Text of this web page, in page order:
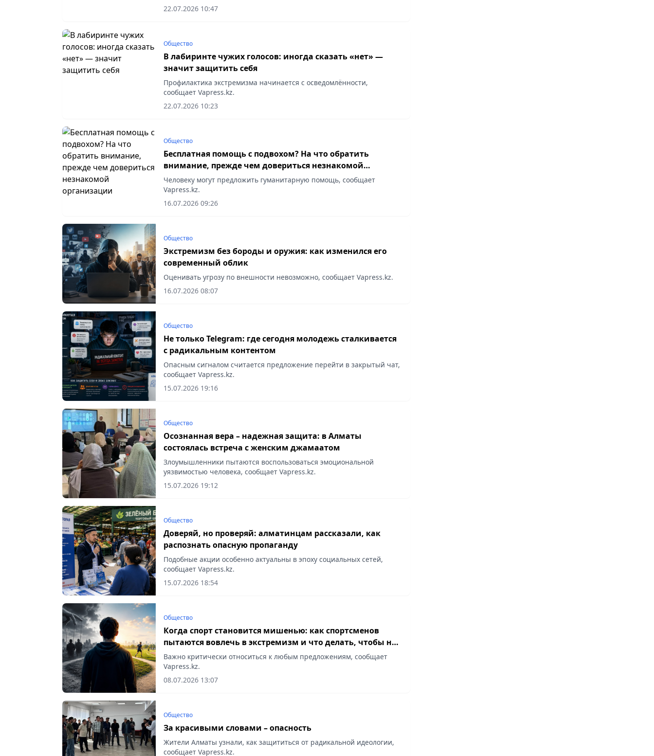
22.07.2026 10:47
Общество
В лабиринте чужих голосов: иногда сказать «нет» —
значит защитить себя
Профилактика экстремизма начинается с осведомлённости,
сообщает Vapress.kz.
22.07.2026 10:23
Общество
Бесплатная помощь с подвохом? На что обратить
внимание, прежде чем довериться незнакомой
организации
Человеку могут предложить гуманитарную помощь, сообщает
Vapress.kz.
16.07.2026 09:26
Общество
Экстремизм без бороды и оружия: как изменился его
современный облик
Оценивать угрозу по внешности невозможно, сообщает Vapress.kz.
16.07.2026 08:07
Общество
Не только Telegram: где сегодня молодежь сталкивается
с радикальным контентом
Опасным сигналом считается предложение перейти в закрытый чат,
сообщает Vapress.kz.
15.07.2026 19:16
Общество
Осознанная вера – надежная защита: в Алматы
состоялась встреча с женским джамаатом
Злоумышленники пытаются воспользоваться эмоциональной
уязвимостью человека, сообщает Vapress.kz.
15.07.2026 19:12
Общество
Доверяй, но проверяй: алматинцам рассказали, как
распознать опасную пропаганду
Подобные акции особенно актуальны в эпоху социальных сетей,
сообщает Vapress.kz.
15.07.2026 18:54
Общество
Когда спорт становится мишенью: как спортсменов
пытаются вовлечь в экстремизм и что делать, чтобы не
стать жертвой?
Важно критически относиться к любым предложениям, сообщает
Vapress.kz.
08.07.2026 13:07
Общество
За красивыми словами – опасность
Жители Алматы узнали, как защититься от радикальной идеологии,
сообщает Vapress.kz.